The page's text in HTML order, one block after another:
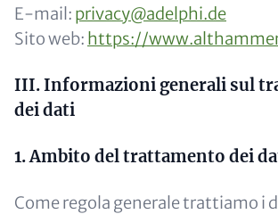
E-mail: privacy@adelphi.de
Sito web: https://
III. Informazioni generali sul
dei dati
1. Ambito del trattamento dei
Come regola generale trattiamo i